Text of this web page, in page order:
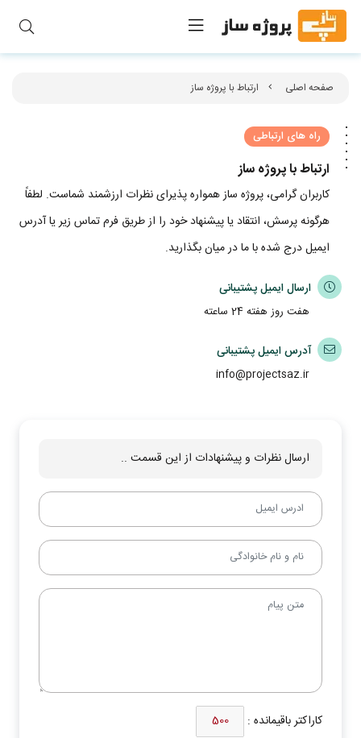
صفحه اصلی ارتباط با پروژه ساز
راه های ارتباطی
ارتباط با پروژه ساز
کاربران گرامی، پروژه ‌ساز همواره پذیرای نظرات ارزشمند شماست. لطفاً
هرگونه پرسش، انتقاد یا پیشنهاد خود را از طریق فرم تماس زیر یا آدرس
ایمیل درج شده با ما در میان بگذارید.
ارسال نظرات و پیشنهادات از این قسمت ..
کاراکتر باقیمانده :
ارسال ایمیل پشتیبانی
هفت روز هفته 24 ساعته
آدرس ایمیل پشتیبانی
info@projectsaz.ir